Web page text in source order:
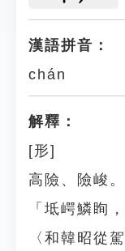
漢語拼音：
chán
解釋：
[形]
高險、險峻
「坻崿鱗眴
〈和韓昭從